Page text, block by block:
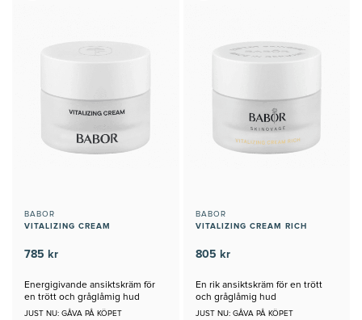
BABOR
VITALIZING CREAM
785 kr
Energigivande ansiktskräm för
en trött och gråglåmig hud
JUST NU: GÅVA PÅ KÖPET
BABOR
VITALIZING CREAM RICH
805 kr
En rik ansiktskräm för en trött
och gråglåmig hud
JUST NU: GÅVA PÅ KÖPET